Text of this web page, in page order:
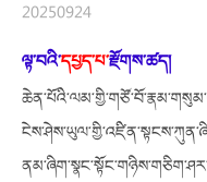
20250924
ལྟ་བའི་དཔྱད་པ་རྫོགས་ཚད།